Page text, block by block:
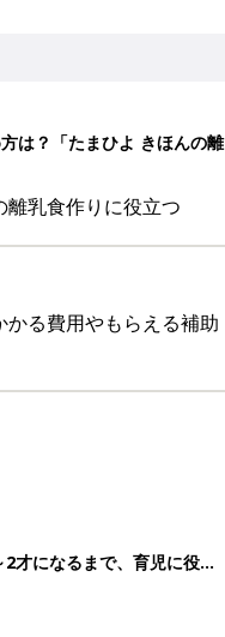
は？「たまひよ きほんの離
乳食作りに役立つ
る費用やもらえる補助
才になるまで、育児に役立